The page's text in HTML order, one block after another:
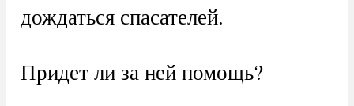
дождаться спасателей.
Придет ли за ней помощь?